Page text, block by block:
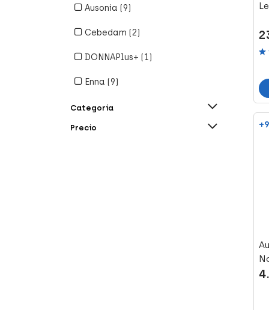
Ausonia (9)
Cebedam (2)
DONNAPlus+ (1)
Enna (9)
Evax (17)
FarmaConfort (19)
Categoría
Precio